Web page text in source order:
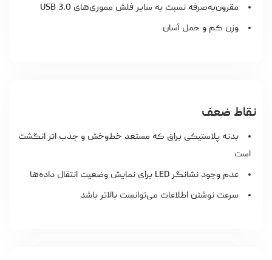
مقرون‌به‌صرفه نسبت به سایر فلش مموری‌های USB 3.0
وزن کم و حمل آسان
نقاط ضعف
بدنه پلاستیکی براق که مستعد خط‌وخش و جذب اثر انگشت
است
عدم وجود نشانگر LED برای نمایش وضعیت انتقال داده‌ها
سرعت نوشتن اطلاعات می‌توانست بالاتر باشد